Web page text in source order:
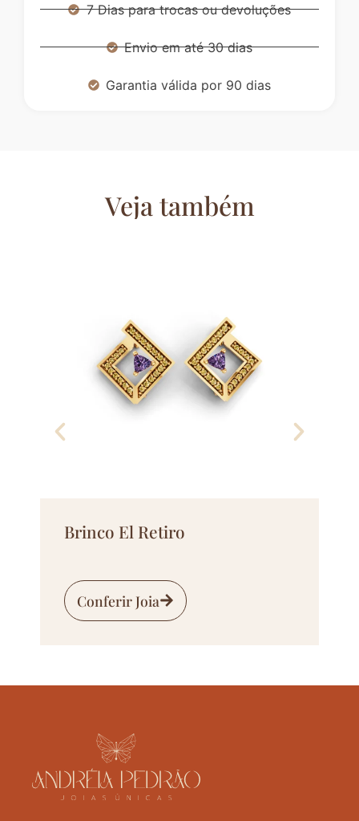
7 Dias para trocas ou devoluções
Envio em até 30 dias
Garantia válida por 90 dias
Veja também
Brinco El Retiro
Conferir Joia